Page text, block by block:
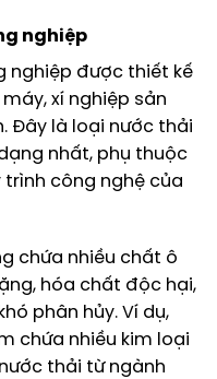
nghiệp
nghiệp được thiết kế
xí nghiệp sản
Đây là loại nước thải
nhất, phụ thuộc
trình công nghệ của
chứa nhiều chất ô
hóa chất độc hại,
phân hủy. Ví dụ,
chứa nhiều kim loại
thải từ ngành